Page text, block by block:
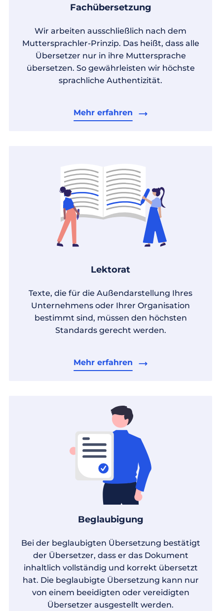
Fachübersetzung
Wir arbeiten ausschließlich nach dem
Muttersprachler-Prinzip. Das heißt, dass alle
Übersetzer nur in ihre Muttersprache
übersetzen. So gewährleisten wir höchste
sprachliche Authentizität.
Mehr erfahren
Lektorat
Texte, die für die Außendarstellung Ihres
Unternehmens oder Ihrer Organisation
bestimmt sind, müssen den höchsten
Standards gerecht werden.
Mehr erfahren
Beglaubigung
Bei der beglaubigten Übersetzung bestätigt
der Übersetzer, dass er das Dokument
inhaltlich vollständig und korrekt übersetzt
hat. Die beglaubigte Übersetzung kann nur
von einem beeidigten oder vereidigten
Übersetzer ausgestellt werden.